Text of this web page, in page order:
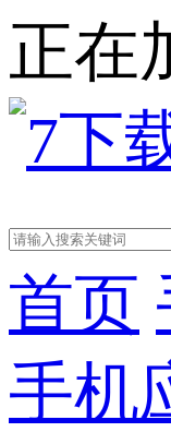
正在
首页
手机